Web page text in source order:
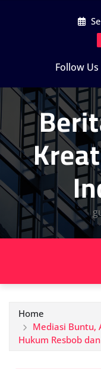
Follow Us
Home
Mediasi Buntu,
Hukum Resbob